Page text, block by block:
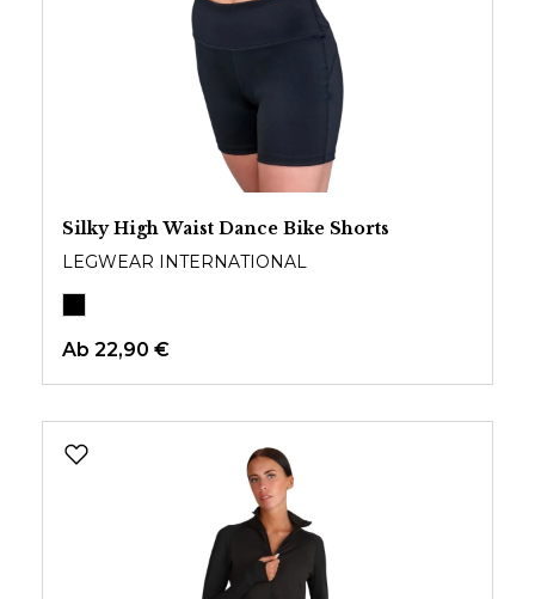
Silky High Waist Dance Bike Shorts
LEGWEAR INTERNATIONAL
Ab 22,90 €